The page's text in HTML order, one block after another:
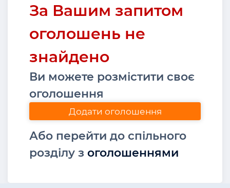
За Вашим запитом
оголошень не
знайдено
Ви можете розмістити своє
оголошення
Додати оголошення
Або перейти до спільного
розділу з оголошеннями